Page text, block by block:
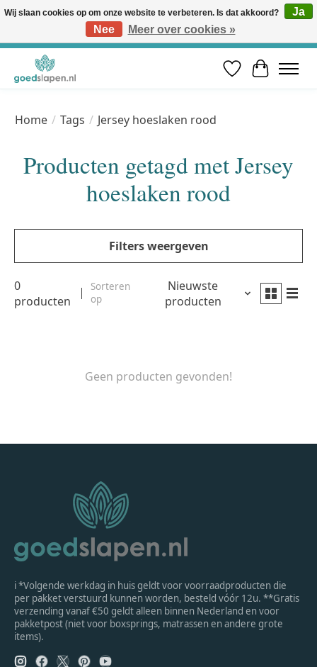
Vóór 12u besteld, volgende werkdag in huis* | Gratis verzending vanaf €50 | Professioneel slaapadvies
Verlanglijst
Home / Tags / Jersey hoeslaken rood
Producten getagd met Jersey
hoeslaken rood
Filters weergeven
0
producten
Sorteren
op
Nieuwste
producten
Geen producten gevonden!
ℹ *Volgende werkdag in huis geldt voor voorraadproducten die
per pakket verstuurd kunnen worden, besteld vóór 12u. **Gratis
verzending vanaf €50 geldt alleen binnen Nederland en voor
pakketpost (niet voor boxsprings, matrassen en andere grote
items).
Wij slaan cookies op om onze website te verbeteren. Is dat akkoord?
Ja
Nee
Meer over cookies »